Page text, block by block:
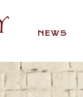
NEWS